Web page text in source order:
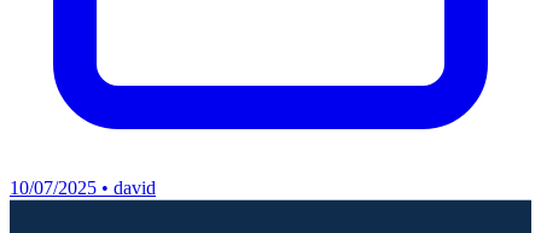
10/07/2025 • david